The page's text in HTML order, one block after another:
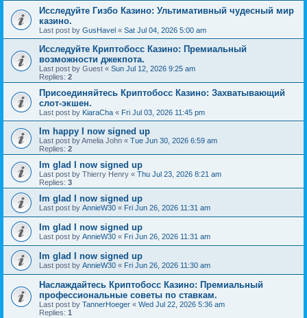
Исследуйте Гизбо Казино: Ультимативный чудесный мир
казино.
Last post by GusHavel « Sat Jul 04, 2026 5:00 am
Исследуйте Криптобосс Казино: Премиальный
возможности джекпота.
Last post by Guest « Sun Jul 12, 2026 9:25 am
Replies: 2
Присоединяйтесь Криптобосс Казино: Захватывающий
слот-экшен.
Last post by KiaraCha « Fri Jul 03, 2026 11:45 pm
Im happy I now signed up
Last post byAmelia John « Tue Jun 30, 2026 6:59 am
Replies: 2
Im glad I now signed up
Last post by Thierry Henry « Thu Jul 23, 2026 8:21 am
Replies: 3
Im glad I now signed up
Last post by AnnieW30 « Fri Jun 26, 2026 11:31 am
Im glad I now signed up
Last post by AnnieW30 « Fri Jun 26, 2026 11:31 am
Im glad I now signed up
Last post by AnnieW30 « Fri Jun 26, 2026 11:30 am
Наслаждайтесь Криптобосс Казино: Премиальный
профессиональные советы по ставкам.
Last post by TannerHoeger « Wed Jul 22, 2026 5:36 am
Replies: 1